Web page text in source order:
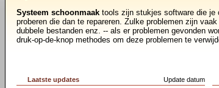
Systeem schoonmaak tools zijn stukjes software die je
proberen die dan te repareren. Zulke problemen zijn
dubbele bestanden enz. -- als er problemen gevonden
druk-op-de-knop methodes om deze problemen te
Update datum
Laatste updates